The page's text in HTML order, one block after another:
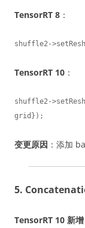
TensorRT 8 ：
shuffle2-
TensorRT 10 ：
shuffle2-
grid});
变更原因 ：添加
5.
TensorRT 10 新增